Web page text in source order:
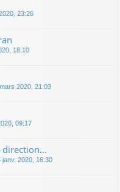
23:26
18:10
2020, 21:03
09:17
direction...
janv. 2020, 16:30